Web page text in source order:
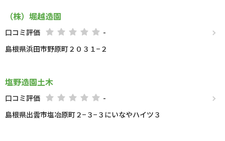
（株）堀越造園
口コミ評価
-
島根県浜田市野原町２０３１−２
塩野造園土木
口コミ評価
-
島根県出雲市塩冶原町２−３−３にいなやハイツ３